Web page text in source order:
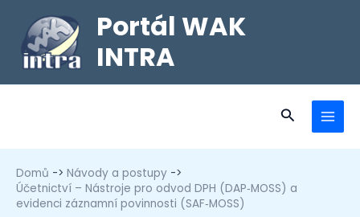
Portál WAK
INTRA
Domů
Návody a postupy
Účetnictví – Nástroje pro odvod DPH (DAP‑MOSS) a
evidenci záznamní povinnosti (SAF‑MOSS)